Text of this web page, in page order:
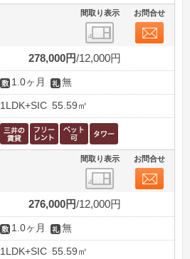
間取り表示 お問合せ
278,000円 12,000円
1.0ヶ月 無
1LDK+SIC 55.59㎡
間取り表示 お問合せ
276,000円 12,000円
1.0ヶ月 無
1LDK+SIC 55.59㎡